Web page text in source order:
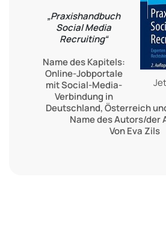
„Praxishandbuch
Social Media
Recruiting“
Name des Kapitels:
Online-Jobportale
mit Social-Media-
Verbindung in
Deutschland, Österreich
Name des Autors/der
Von Eva Zils